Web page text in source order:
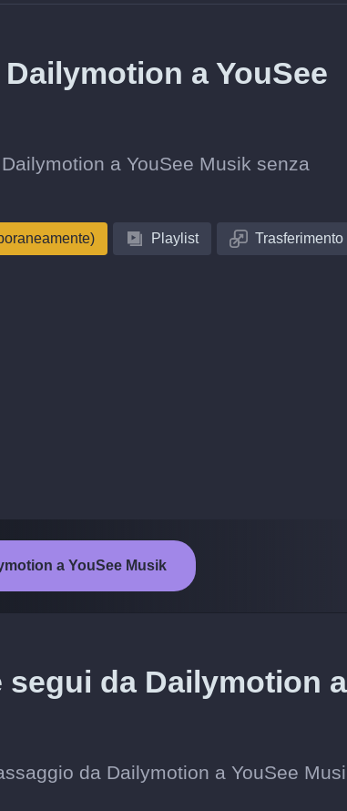
a YouSee
a YouSee Musik senza
Playlist Trasferimento
a YouSee Musik
da Dailymotion a
da Dailymotion a YouSee